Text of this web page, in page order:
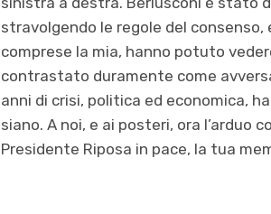
stravolgendo le regole del
comprese la mia, hanno potuto
contrastato duramente come
anni di crisi, politica ed economica,
siano. A noi, e ai posteri, ora l’arduo
Presidente Riposa in pace, la tua